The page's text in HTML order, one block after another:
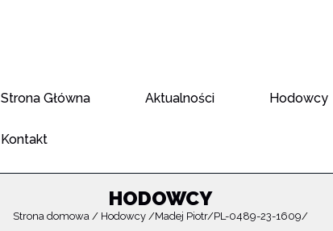
Strona Główna Aktualności Hodowcy
Kontakt
HODOWCY
Strona domowa Hodowcy Madej Piotr PL-0489-23-1609